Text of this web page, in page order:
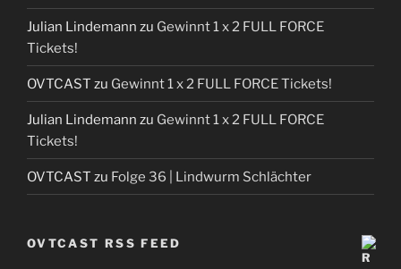
Julian Lindemann zu Gewinnt 1 x 2 FULL FORCE
Tickets!
OVTCAST zu Gewinnt 1 x 2 FULL FORCE Tickets!
Julian Lindemann zu Gewinnt 1 x 2 FULL FORCE
Tickets!
OVTCAST zu Folge 36 | Lindwurm Schlächter
OVTCAST RSS FEED